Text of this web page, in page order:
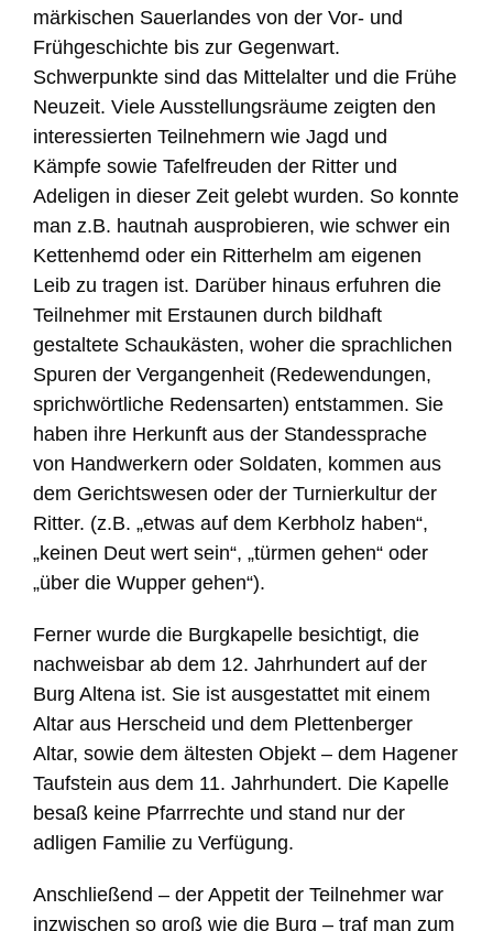
märkischen Sauerlandes von der Vor‐ und
Frühgeschichte bis zur Gegenwart.
Schwerpunkte sind das Mittelalter und die Frühe
Neuzeit. Viele Ausstellungsräume zeigten den
interessierten Teilnehmern wie Jagd und
Kämpfe sowie Tafelfreuden der Ritter und
Adeligen in dieser Zeit gelebt wurden. So konnte
man z.B. hautnah ausprobieren, wie schwer ein
Kettenhemd oder ein Ritterhelm am eigenen
Leib zu tragen ist. Darüber hinaus erfuhren die
Teilnehmer mit Erstaunen durch bildhaft
gestaltete Schaukästen, woher die sprachlichen
Spuren der Vergangenheit (Redewendungen,
sprichwörtliche Redensarten) entstammen. Sie
haben ihre Herkunft aus der Standessprache
von Handwerkern oder Soldaten, kommen aus
dem Gerichtswesen oder der Turnierkultur der
Ritter. (z.B. „etwas auf dem Kerbholz haben“,
„keinen Deut wert sein“, „türmen gehen“ oder
„über die Wupper gehen“).
Ferner wurde die Burgkapelle besichtigt, die
nachweisbar ab dem 12. Jahrhundert auf der
Burg Altena ist. Sie ist ausgestattet mit einem
Altar aus Herscheid und dem Plettenberger
Altar, sowie dem ältesten Objekt – dem Hagener
Taufstein aus dem 11. Jahrhundert. Die Kapelle
besaß keine Pfarrrechte und stand nur der
adligen Familie zu Verfügung.
Anschließend – der Appetit der Teilnehmer war
inzwischen so groß wie die Burg – traf man zum